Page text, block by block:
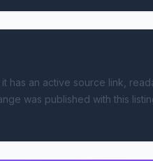
has an active source link,
was published with this